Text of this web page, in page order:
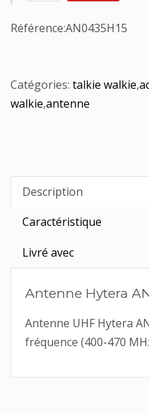
Référence:AN0435H15
Catégories: talkie walkie,
walkie,antenne
Description
Caractéristique
Livré avec
Antenne Hytera
Antenne UHF Hytera
fréquence (400-470